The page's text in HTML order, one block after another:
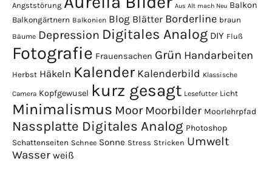
Angststörung Aus Alt mach Neu Balkon
Balkongärtnern Balkonien Blog Blätter Borderline braun
Bäume Depression Digitales Analog DIY Fluß
Fotografie Frauensachen Grün Handarbeiten
Herbst Häkeln Kalender Kalenderbild Klassische
Camera Kopfgewusel kurz gesagt Lesefutter Licht
Minimalismus Moor Moorbilder Moorlehrpfad
Nassplatte Digitales Analog Photoshop
Schattenseiten Schnee Sonne Stress Stricken Umwelt
Wasser weiß